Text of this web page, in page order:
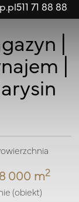
511 71 88 88
|
|
18 000 m2
(obiekt)